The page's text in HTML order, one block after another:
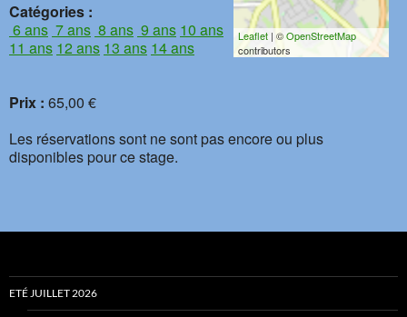
Leaflet| ©OpenStreetMap
contributors
Catégories :
6 ans 7 ans 8 ans 9 ans 10 ans
11 ans 12 ans 13 ans 14 ans
Prix : 65,00 €
Les réservations sont ne sont pas encore ou plus
disponibles pour ce stage.
ETÉ JUILLET 2026